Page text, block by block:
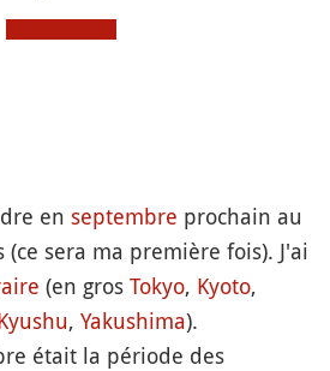
en septembre prochain au
sera ma première fois). J'ai
(en gros Tokyo, Kyoto,
, Yakushima).
était la période des